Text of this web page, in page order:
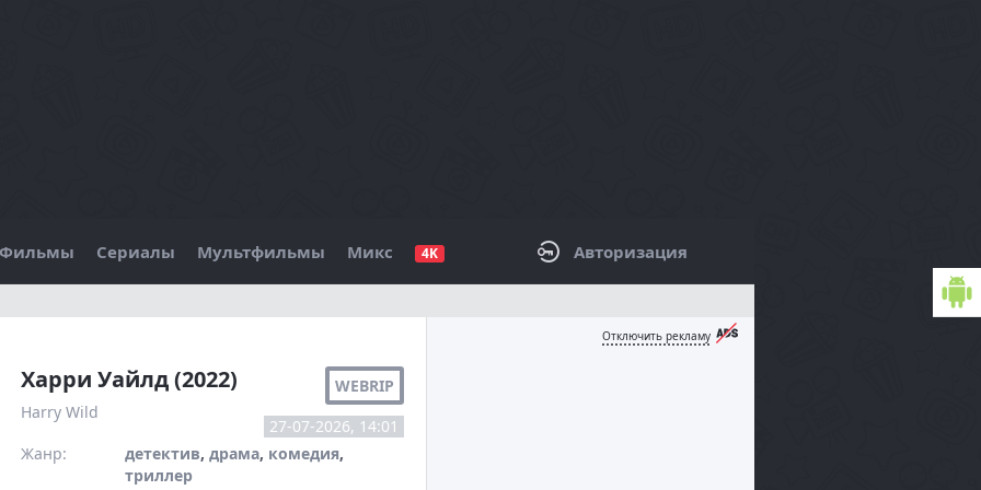
Фильмы Сериалы Мультфильмы Микс 4K Авторизация
Харри Уайлд (2022)
Harry Wild
WEBRIP
27-07-2026, 14:01
Жанр:
детектив, драма, комедия,
триллер
БОКОВАЯ ПАНЕЛЬ / ФИЛЬТРЫ
Отключить рекламу